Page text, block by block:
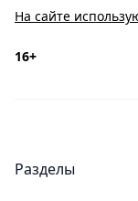
На сайте
16+
Разделы